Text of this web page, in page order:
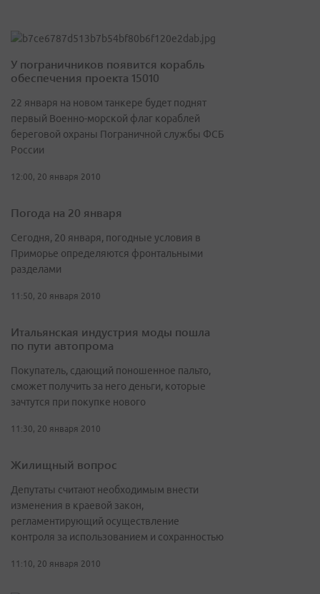
У пограничников появится корабль
обеспечения проекта 15010
22 января на новом танкере будет поднят
первый Военно-морской флаг кораблей
береговой охраны Пограничной службы ФСБ
России
12:00, 20 января 2010
Погода на 20 января
Сегодня, 20 января, погодные условия в
Приморье определяются фронтальными
разделами
11:50, 20 января 2010
Итальянская индустрия моды пошла
по пути автопрома
Покупатель, сдающий поношенное пальто,
сможет получить за него деньги, которые
зачтутся при покупке нового
11:30, 20 января 2010
Жилищный вопрос
Депутаты считают необходимым внести
изменения в краевой закон,
регламентирующий осуществление
контроля за использованием и сохранностью
11:10, 20 января 2010